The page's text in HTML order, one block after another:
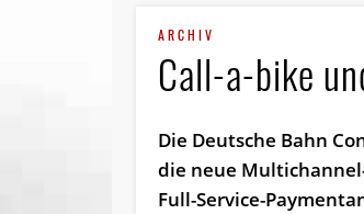
ARCHIV
Call-a-bike
Die Deutsche Bahn
die neue
Full-Service-